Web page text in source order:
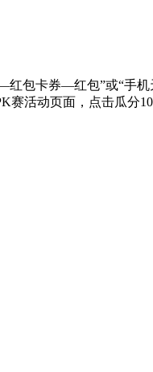
包卡券—红包”或“手机
赛活动页面，点击瓜分10